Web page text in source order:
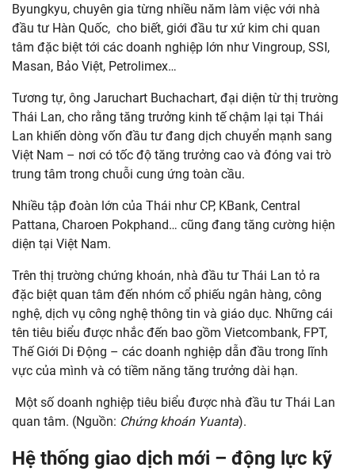
Byungkyu, chuyên gia từng nhiều năm làm việc với nhà
đầu tư Hàn Quốc, cho biết, giới đầu tư xứ kim chi quan
tâm đặc biệt tới các doanh nghiệp lớn như Vingroup, SSI,
Masan, Bảo Việt, Petrolimex…
Tương tự, ông Jaruchart Buchachart, đại diện từ thị trường
Thái Lan, cho rằng tăng trưởng kinh tế chậm lại tại Thái
Lan khiến dòng vốn đầu tư đang dịch chuyển mạnh sang
Việt Nam – nơi có tốc độ tăng trưởng cao và đóng vai trò
trung tâm trong chuỗi cung ứng toàn cầu.
Nhiều tập đoàn lớn của Thái như CP, KBank, Central
Pattana, Charoen Pokphand… cũng đang tăng cường hiện
diện tại Việt Nam.
Trên thị trường chứng khoán, nhà đầu tư Thái Lan tỏ ra
đặc biệt quan tâm đến nhóm cổ phiếu ngân hàng, công
nghệ, dịch vụ công nghệ thông tin và giáo dục. Những cái
tên tiêu biểu được nhắc đến bao gồm Vietcombank, FPT,
Thế Giới Di Động – các doanh nghiệp dẫn đầu trong lĩnh
vực của mình và có tiềm năng tăng trưởng dài hạn.
Một số doanh nghiệp tiêu biểu được nhà đầu tư Thái Lan
quan tâm. (Nguồn: Chứng khoán Yuanta).
Hệ thống giao dịch mới – động lực kỹ